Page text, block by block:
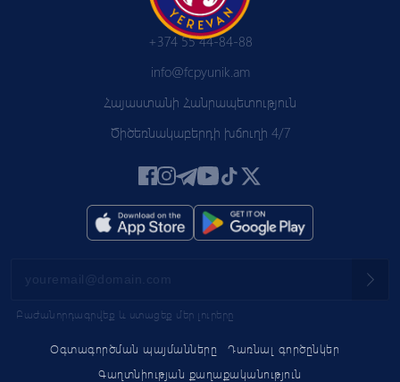
Օգտագործման պայմանները
Դառնալ գործընկեր
Գաղտնիության քաղաքականություն
+374 55 44-84-88
info@fcpyunik.am
Հայաստանի Հանրապետություն
Ծիծեռնակաբերդի խճուղի 4/7
Բաժանորդագրվեք և ստացեք մեր լուրերը